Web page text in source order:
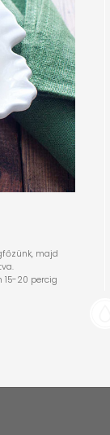
majd
15-20 percig